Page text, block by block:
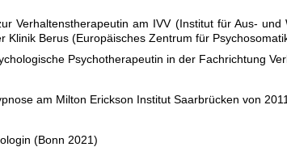
Verhaltenstherapeutin am IVV (Institut für Aus-
Klinik Berus (Europäisches Zentrum für
Psychotherapeutin in der Fachrichtung
am Milton Erickson Institut Saarbrücken von
(Bonn 2021)